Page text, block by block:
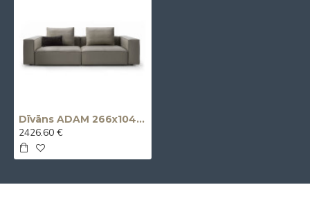
Dīvāns ADAM 266x104x65h (Ražots Itālijā)
2426.60 €